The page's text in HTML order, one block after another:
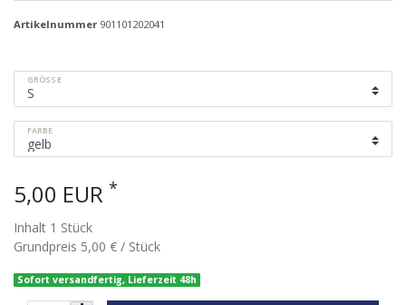
Artikelnummer 901101202041
GRÖSSE
FARBE
5,00 EUR *
Inhalt 1 Stück
Grundpreis 5,00 € / Stück
Sofort versandfertig, Lieferzeit 48h